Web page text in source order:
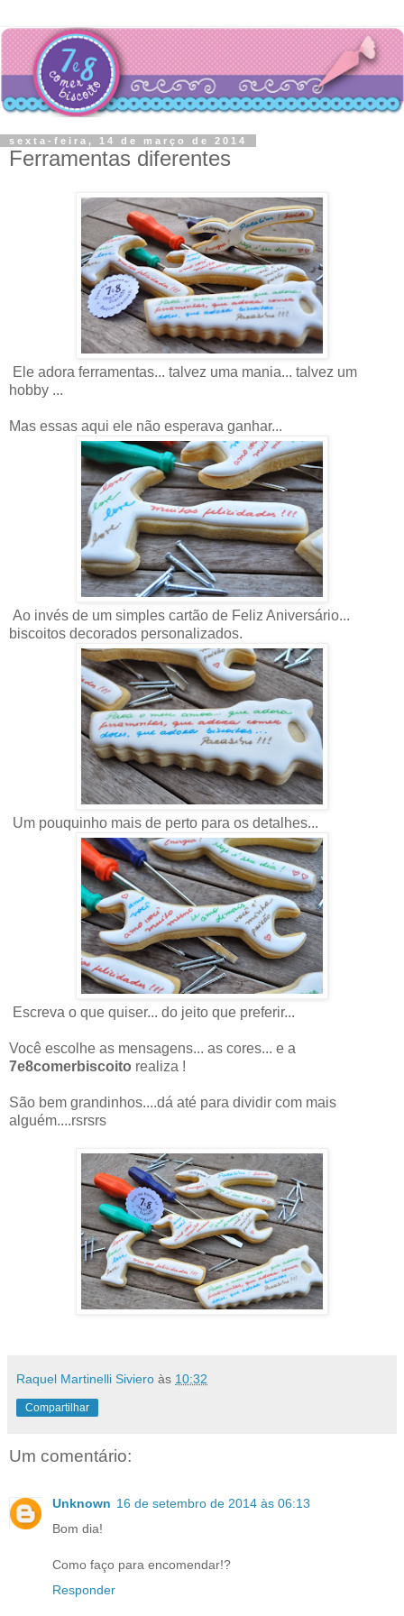
sexta-feira, 14 de março de 2014
Ferramentas diferentes
Ele adora ferramentas... talvez uma mania... talvez um
hobby ...
Mas essas aqui ele não esperava ganhar...
Ao invés de um simples cartão de Feliz Aniversário...
biscoitos decorados personalizados.
Um pouquinho mais de perto para os detalhes...
Escreva o que quiser... do jeito que preferir...
Você escolhe as mensagens... as cores... e a
7e8comerbiscoito realiza !
São bem grandinhos....dá até para dividir com mais
alguém....rsrsrs
Raquel Martinelli Siviero às 10:32
Compartilhar
Um comentário:
Unknown 16 de setembro de 2014 às 06:13
Bom dia!
Como faço para encomendar!?
Responder